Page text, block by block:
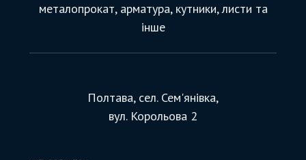
металопрокат, арматура, кутники, листи та
інше
Полтава, сел. Сем'янівка,
вул. Корольова 2